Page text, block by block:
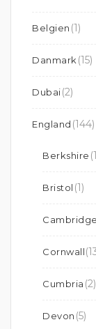
Belgien (1)
Danmark (15)
Dubai(2)
England (144)
Berkshire
Bristol (1)
Cornwall
Cumbria (2)
Devon (5)